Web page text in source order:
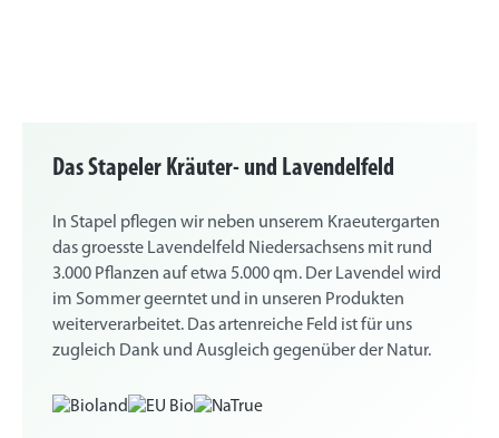
Das Stapeler Kräuter- und Lavendelfeld
In Stapel pflegen wir neben unserem Kraeutergarten
das groesste Lavendelfeld Niedersachsens mit rund
3.000 Pflanzen auf etwa 5.000 qm. Der Lavendel wird
im Sommer geerntet und in unseren Produkten
weiterverarbeitet. Das artenreiche Feld ist für uns
zugleich Dank und Ausgleich gegenüber der Natur.